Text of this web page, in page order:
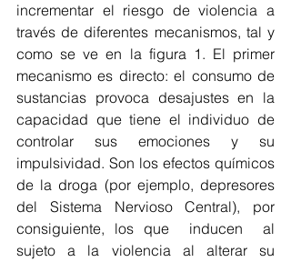
incrementar el riesgo de violencia a
través de diferentes mecanismos, tal y
como se ve en la figura 1. El primer
mecanismo es directo: el consumo de
sustancias provoca desajustes en la
capacidad que tiene el individuo de
controlar sus emociones y su
impulsividad. Son los efectos químicos
de la droga (por ejemplo, depresores
del Sistema Nervioso Central), por
consiguiente, los que  inducen  al
sujeto  a  la  violencia  al  alterar  su